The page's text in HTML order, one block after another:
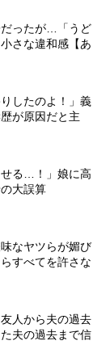
だったが…「うど
さな違和感【あ
したのよ！」義
が原因だと主
せる…！」娘に高
大誤算
なヤツらが媚び
すべてを許さな
人から夫の過去
夫の過去まで信